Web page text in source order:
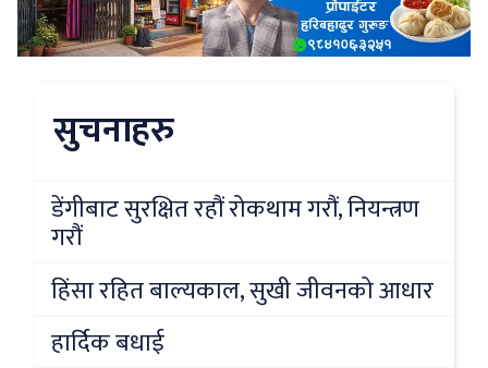
सुचनाहरु
डेंगीबाट सुरक्षित रहौं रोकथाम गरौं, नियन्त्रण
गरौं
हिंसा रहित बाल्यकाल, सुखी जीवनको आधार
हार्दिक बधाई